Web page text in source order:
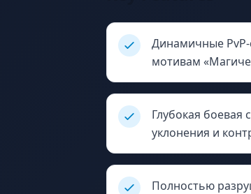
Динамичные
мотивам
Глубокая
уклонения и
Полностью